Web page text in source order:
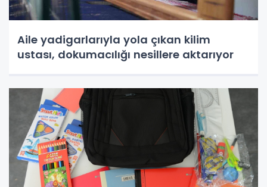
Aile yadigarlarıyla yola çıkan kilim
ustası, dokumacılığı nesillere aktarıyor